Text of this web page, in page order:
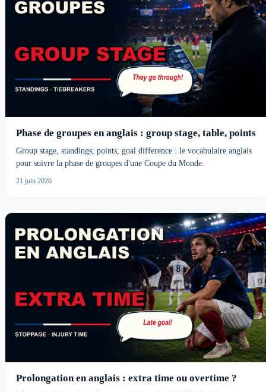
Phase de groupes en anglais : group stage, table, points
Group stage, standings, points, goal difference : le vocabulaire anglais
pour suivre la phase de groupes d'une Coupe du Monde.
21 juin 2026
Prolongation en anglais : extra time ou overtime ?